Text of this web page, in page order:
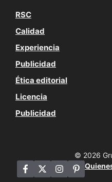
RSC
Calidad
Experiencia
Publicidad
Ética editorial
Licencia
Publicidad
© 2026